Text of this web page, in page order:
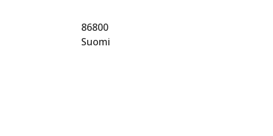
86800
Suomi